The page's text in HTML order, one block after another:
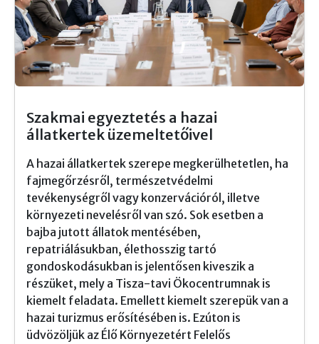
Szakmai egyeztetés a hazai
állatkertek üzemeltetőivel
A hazai állatkertek szerepe megkerülhetetlen, ha
fajmegőrzésről, természetvédelmi
tevékenységről vagy konzervációról, illetve
környezeti nevelésről van szó. Sok esetben a
bajba jutott állatok mentésében,
repatriálásukban, élethosszig tartó
gondoskodásukban is jelentősen kiveszik a
részüket, mely a Tisza-tavi Ökocentrumnak is
kiemelt feladata. Emellett kiemelt szerepük van a
hazai turizmus erősítésében is. Ezúton is
üdvözöljük az Élő Környezetért Felelős